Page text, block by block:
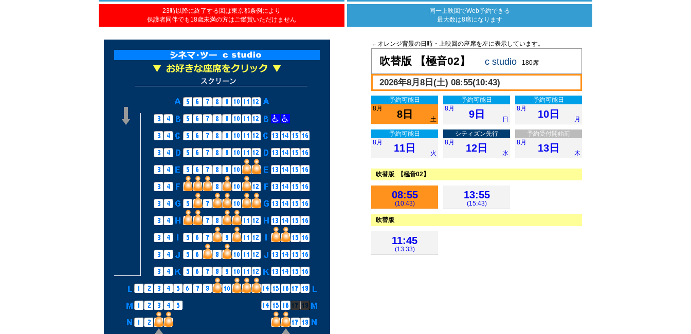
23時以降に終了する回は東京都条例により
保護者同伴でも18歳未満の方はご鑑賞いただけません
同一上映回でWeb予約できる
最大数は8席になります
←オレンジ背景の日時・上映回の座席を左に表示しています。
吹替版 【極音02】 c studio 180席
2026年8月8日(土) 08:55(10:43)
予約可能日
8月
8日 土
予約可能日
8月
9日 日
予約可能日
8月
10日
月
予約可能日
8月
11日 火
シティズン先行
8月
12日 水
予約受付開始前
8月
13日 木
吹替版 【極音02】
08:55
(10:43)
13:55
(15:43)
吹替版
11:45
(13:33)